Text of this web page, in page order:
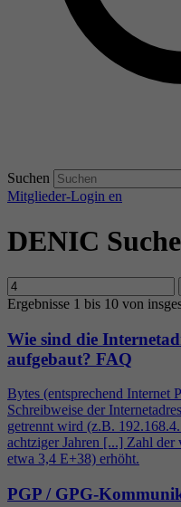
Suchen
Mitglieder-Login en
DENIC Suche
Ergebnisse 1 bis 10 von
Wie sind die
aufgebaut? FAQ
Bytes (entsprechend Internet
Schreibweise der
getrennt wird (z.B. 192.168.4
achtziger Jahren [...] Zahl der
etwa 3,4 E+38) erhöht.
PGP / GPG-